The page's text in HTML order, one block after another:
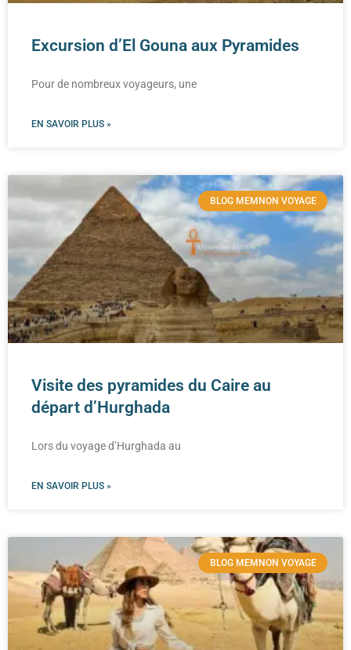
Excursion d’El Gouna aux Pyramides
Pour de nombreux voyageurs, une
EN SAVOIR PLUS »
BLOG MEMNON VOYAGE
Visite des pyramides du Caire au
départ d’Hurghada
Lors du voyage d’Hurghada au
EN SAVOIR PLUS »
BLOG MEMNON VOYAGE